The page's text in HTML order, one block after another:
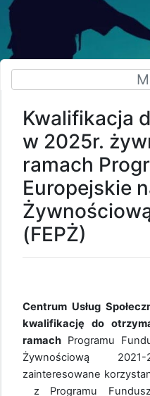
Kwalifikacja
w 2025r.
ramach
Europejskie
(FEPŻ)
Centrum Usług
kwalifikację do
ramach Programu
Żywnościową
zainteresowane
z Programu